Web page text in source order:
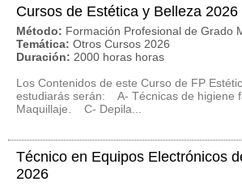
Cursos de Estética y Belleza 2026
Método: Formación Profesional de Grado
Temática: Otros Cursos 2026
Duración: 2000 horas horas
Los Contenidos de este Curso de FP
estudiarás serán: A- Técnicas de
Maquillaje. C- Depila...
Técnico en Equipos Electrónicos
2026